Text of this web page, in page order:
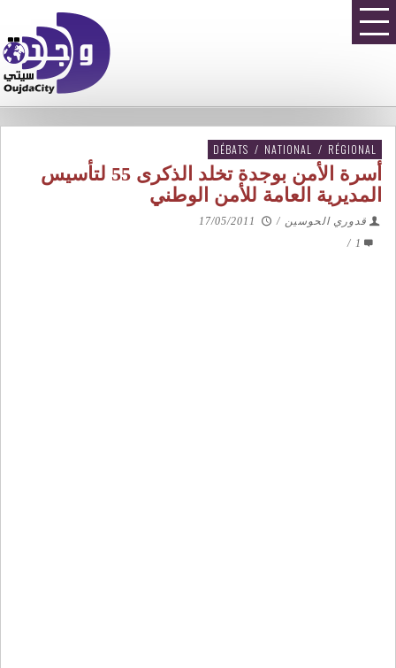
DÉBATS / NATIONAL / RÉGIONAL
أسرة الأمن بوجدة تخلد الذكرى 55 لتأسيس
المديرية العامة للأمن الوطني
قدوري الحوسين /
17/05/2011
1
/